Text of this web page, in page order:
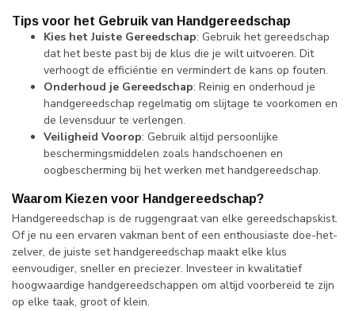
Tips voor het Gebruik van Handgereedschap
Kies het Juiste Gereedschap: Gebruik het gereedschap
dat het beste past bij de klus die je wilt uitvoeren. Dit
verhoogt de efficiëntie en vermindert de kans op fouten.
Onderhoud je Gereedschap: Reinig en onderhoud je
handgereedschap regelmatig om slijtage te voorkomen en
de levensduur te verlengen.
Veiligheid Voorop: Gebruik altijd persoonlijke
beschermingsmiddelen zoals handschoenen en
oogbescherming bij het werken met handgereedschap.
Waarom Kiezen voor Handgereedschap?
Handgereedschap is de ruggengraat van elke gereedschapskist.
Of je nu een ervaren vakman bent of een enthousiaste doe-het-
zelver, de juiste set handgereedschap maakt elke klus
eenvoudiger, sneller en preciezer. Investeer in kwalitatief
hoogwaardige handgereedschappen om altijd voorbereid te zijn
op elke taak, groot of klein.